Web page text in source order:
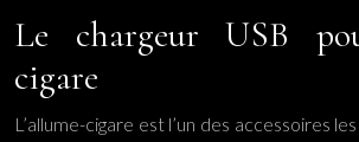
Le chargeur USB
cigare
L’allume-cigare est l’un des accessoires